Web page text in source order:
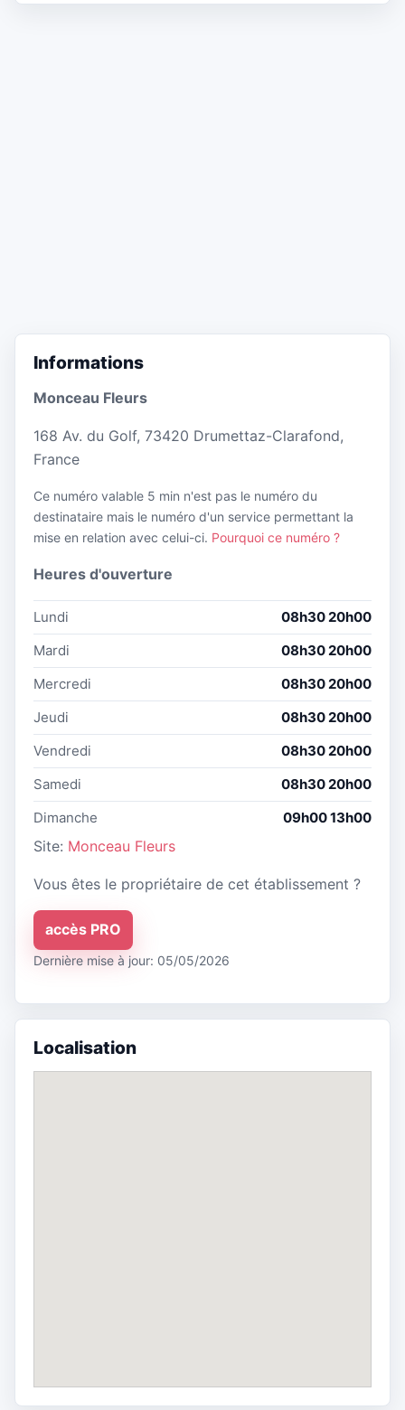
Informations
Monceau Fleurs
168 Av. du Golf, 73420 Drumettaz-Clarafond,
France
Ce numéro valable 5 min n'est pas le numéro du
destinataire mais le numéro d'un service permettant la
mise en relation avec celui-ci. Pourquoi ce numéro ?
Heures d'ouverture
Lundi
08h30 20h00
Mardi
08h30 20h00
Mercredi
08h30 20h00
Jeudi
08h30 20h00
Vendredi
08h30 20h00
Samedi
08h30 20h00
Dimanche
09h00 13h00
Site: Monceau Fleurs
Vous êtes le propriétaire de cet établissement ?
accès PRO
Dernière mise à jour: 05/05/2026
Localisation